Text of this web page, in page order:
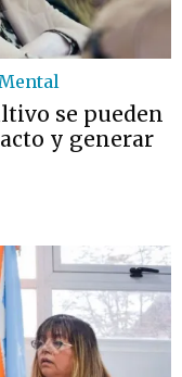
se pueden
y generar